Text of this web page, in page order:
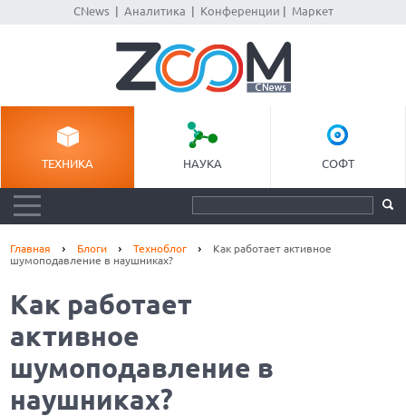
CNews| Аналитика Конференции Маркет
ТЕХНИКА НАУКА СОФТ
Главная Блоги Техноблог
Как работает активное
шумоподавление в наушниках?
Как работает
активное
шумоподавление в
наушниках?